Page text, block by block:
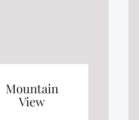
Mountain
View